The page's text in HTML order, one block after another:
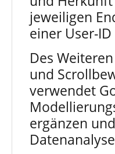
jeweiligen
einer User-
Des
und
verwendet
ergänzen